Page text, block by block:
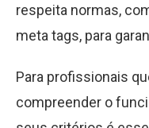
respeita normas,
meta tags, para
Para profissionais
compreender o